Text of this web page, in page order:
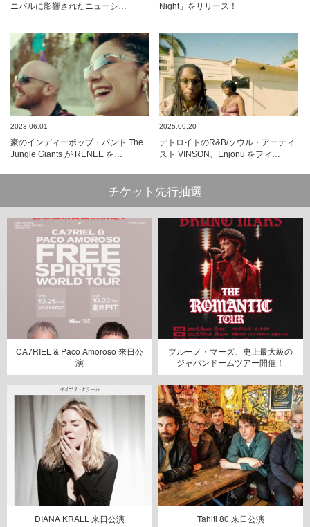
ニバルに影響されたニューシ…
Night」をリリース！
2023.06.01
豪のインディーポップ・バンド The
Jungle Giants が RENEE を…
2025.09.20
デトロイトのR&B/ソウル・アーティ
スト VINSON、Enjonu をフィ…
チケット先行抽選
CA7RIEL & Paco Amoroso 来日公
演
ブルーノ・マーズ、史上最大級の
ジャパンドームツアー開催！
DIANA KRALL 来日公演 Tahiti 80 来日公演